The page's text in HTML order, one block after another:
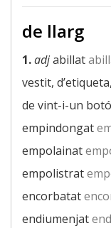
de llarg
1.adjabillat
vestit, d’etiqueta,
de vint-i-un
empindongat
empolainat
empolistrat
encorbatat
endiumenjat